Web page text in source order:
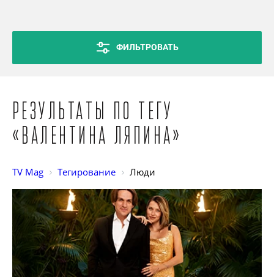
ФИЛЬТРОВАТЬ
Результаты по тегу
«Валентина Ляпина»
TV Mag Тегирование Люди